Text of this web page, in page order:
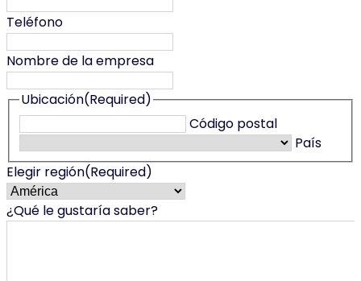
Teléfono
Nombre de la empresa
Ubicación(Required)
Código postal
País
Elegir región(Required)
¿Qué le gustaría saber?